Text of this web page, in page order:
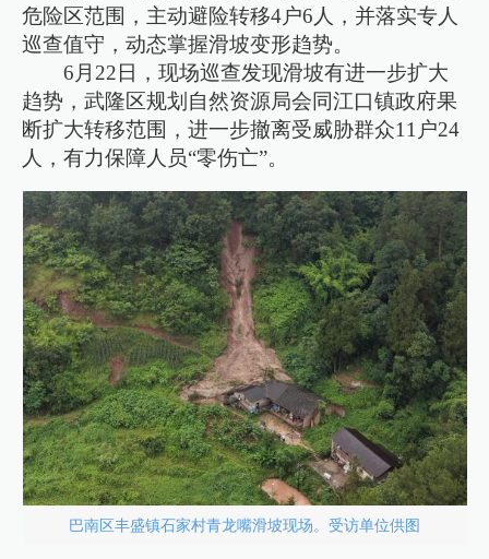
危险区范围，主动避险转移4户6人，并落实专人
巡查值守，动态掌握滑坡变形趋势。
6月22日，现场巡查发现滑坡有进一步扩大
趋势，武隆区规划自然资源局会同江口镇政府果
断扩大转移范围，进一步撤离受威胁群众11户24
人，有力保障人员“零伤亡”。
巴南区丰盛镇石家村青龙嘴滑坡现场。受访单位供图